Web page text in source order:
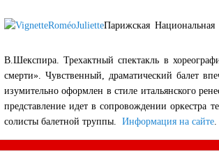
Парижская
В.Шекспира. Трехактный спектакль в
смерти». Чувственный, драматический балет
изумительно оформлен в стиле итальянского
представление идет в сопровождении оркестра
солисты балетной труппы. Информация на сайте